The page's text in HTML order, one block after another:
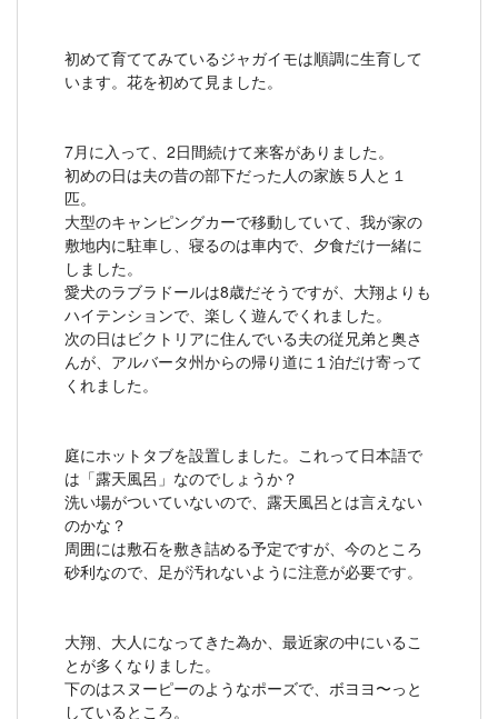
初めて育ててみているジャガイモは順調に生育して
います。花を初めて見ました。
7月に入って、2日間続けて来客がありました。
初めの日は夫の昔の部下だった人の家族５人と１
匹。
大型のキャンピングカーで移動していて、我が家の
敷地内に駐車し、寝るのは車内で、夕食だけ一緒に
しました。
愛犬のラブラドールは8歳だそうですが、大翔よりも
ハイテンションで、楽しく遊んでくれました。
次の日はビクトリアに住んでいる夫の従兄弟と奥さ
んが、アルバータ州からの帰り道に１泊だけ寄って
くれました。
庭にホットタブを設置しました。これって日本語で
は「露天風呂」なのでしょうか？
洗い場がついていないので、露天風呂とは言えない
のかな？
周囲には敷石を敷き詰める予定ですが、今のところ
砂利なので、足が汚れないように注意が必要です。
大翔、大人になってきた為か、最近家の中にいるこ
とが多くなりました。
下のはスヌーピーのようなポーズで、ボヨヨ〜っと
しているところ。